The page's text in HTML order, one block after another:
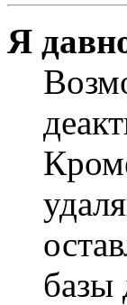
Я
базы